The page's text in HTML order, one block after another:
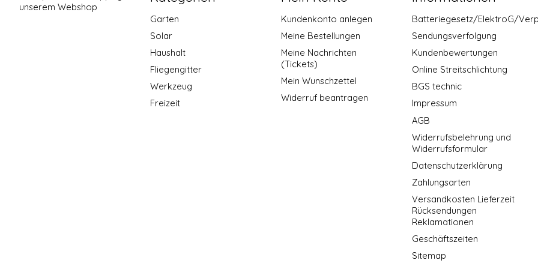
unserem Webshop
Garten
Solar
Haushalt
Fliegengitter
Werkzeug
Freizeit
Kundenkonto anlegen
Meine Bestellungen
Meine Nachrichten
(Tickets)
Mein Wunschzettel
Widerruf beantragen
Batteriegesetz/ElektroG/
Sendungsverfolgung
Kundenbewertungen
Online Streitschlichtung
BGS technic
Impressum
AGB
Widerrufsbelehrung und
Widerrufsformular
Datenschutzerklärung
Zahlungsarten
Versandkosten Lieferzeit
Rücksendungen
Reklamationen
Geschäftszeiten
Sitemap